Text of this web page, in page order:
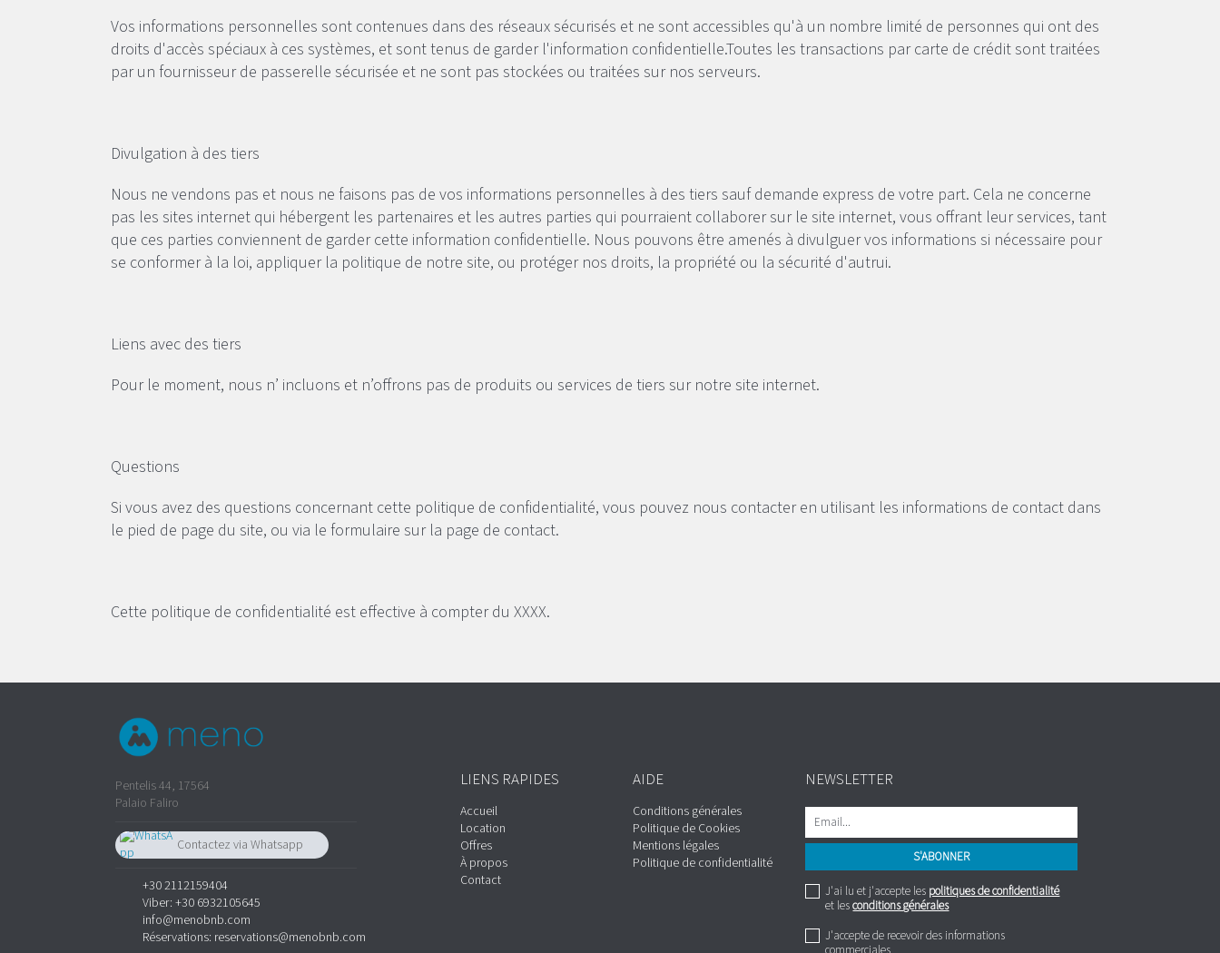
Vos informations personnelles sont contenues dans des réseaux sécurisés et ne sont accessibles qu'à un nombre limité de personnes qui ont des
droits d'accès spéciaux à ces systèmes, et sont tenus de garder l'information confidentielle.Toutes les transactions par carte de crédit sont traitées
par un fournisseur de passerelle sécurisée et ne sont pas stockées ou traitées sur nos serveurs.
Divulgation à des tiers
Nous ne vendons pas et nous ne faisons pas de vos informations personnelles à des tiers sauf demande express de votre part. Cela ne concerne
pas les sites internet qui hébergent les partenaires et les autres parties qui pourraient collaborer sur le site internet, vous offrant leur services, tant
que ces parties conviennent de garder cette information confidentielle. Nous pouvons être amenés à divulguer vos informations si nécessaire pour
se conformer à la loi, appliquer la politique de notre site, ou protéger nos droits, la propriété ou la sécurité d'autrui.
Liens avec des tiers
Pour le moment, nous n’ incluons et n’offrons pas de produits ou services de tiers sur notre site internet.
Questions
Si vous avez des questions concernant cette politique de confidentialité, vous pouvez nous contacter en utilisant les informations de contact dans
le pied de page du site, ou via le formulaire sur la page de contact.
Cette politique de confidentialité est effective à compter du XXXX.
Pentelis 44, 17564
Palaio Faliro
Contactez via Whatsapp
+30 2112159404
Viber: +30 6932105645
info@menobnb.com
Réservations: reservations@menobnb.com
LIENS RAPIDES
Accueil
Location
Offres
À propos
Contact
AIDE
Conditions générales
Politique de Cookies
Mentions légales
Politique de confidentialité
NEWSLETTER
J'ai lu et j'accepte les politiques de confidentialité
et lesconditions générales
J'accepte de recevoir des informations